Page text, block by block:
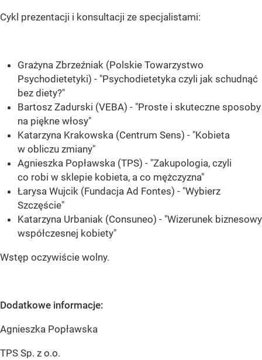
Cykl prezentacji i konsultacji ze specjalistami:
Grażyna Zbrzeźniak (Polskie Towarzystwo
Psychodietetyki) - "Psychodietetyka czyli jak schudnąć
bez diety?"
Bartosz Zadurski (VEBA) - "Proste i skuteczne sposoby
na piękne włosy"
Katarzyna Krakowska (Centrum Sens) - "Kobieta
w obliczu zmiany"
Agnieszka Popławska (TPS) - "Zakupologia, czyli
co robi w sklepie kobieta, a co mężczyzna"
Łarysa Wujcik (Fundacja Ad Fontes) - "Wybierz
Szczęście"
Katarzyna Urbaniak (Consuneo) - "Wizerunek biznesowy
współczesnej kobiety"
Wstęp oczywiście wolny.
Dodatkowe informacje:
Agnieszka Popławska
TPS Sp. z o.o.